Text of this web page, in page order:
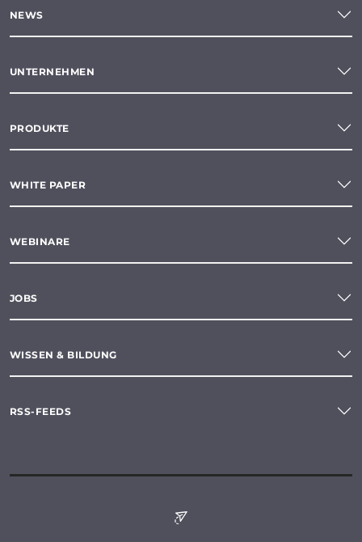
NEWS
UNTERNEHMEN
PRODUKTE
WHITE PAPER
WEBINARE
JOBS
WISSEN & BILDUNG
RSS-FEEDS